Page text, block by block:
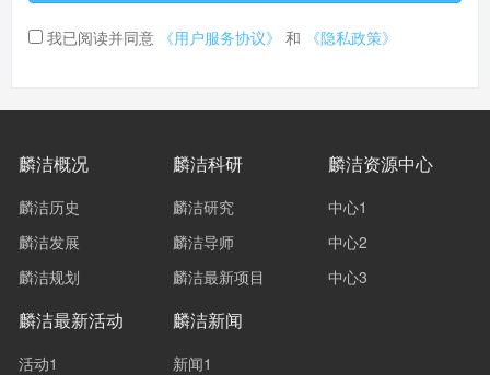
我已阅读并同意 《用户服务协议》 和 《隐私政策》
麟洁概况
麟洁历史
麟洁发展
麟洁规划
麟洁科研
麟洁研究
麟洁导师
麟洁最新项目
麟洁资源中心
中心1
中心2
中心3
麟洁最新活动
活动1
麟洁新闻
新闻1